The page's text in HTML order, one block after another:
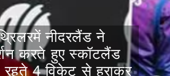
नीदरलैंड ने
करते हुए स्कॉटलैंड
4 विकेट से हराकर